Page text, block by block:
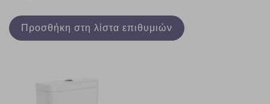
Προσθήκη στη λίστα επιθυμιών